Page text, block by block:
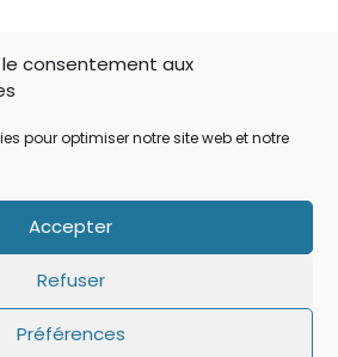
consentement aux
pour optimiser notre site web et notre
Accepter
Refuser
Préférences
SI LE MINUTEUR NE S’AFFICHE